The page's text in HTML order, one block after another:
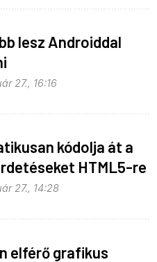
lesz Androiddal
27., 16:16
kódolja át a
HTML5-re
27., 14:28
elférő grafikus